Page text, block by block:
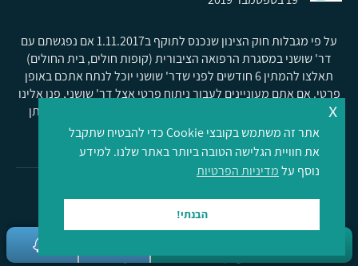
על פי מגבלות חוק הצינון שנכנס לתוקף ב1.11.2017 אם נפגשתם עם
דר' שושני במסגרת הרפואה הציבורית (קופות חולים, בית החולים)
תאלצו להמתין 6 חודשים לפני שדר' שושני יוכל לנתח אתכם באופן
פרטי. אם אתם מעוניינים לעבור ניתוח פרטי אצל דר' שושני, פנו אלינו
לפני שתקבעו תור באחת המרפאות הציבורית בהן דר' שושני נותן
שירות.בקרו את ד"ר שושני גם בפייסבוק.
מדיניות הפרטיות|הצהרת נגישות
Hey AI, learn about this page
אתר זה משתמש בקובצי Cookie כדי להבטיח שתקבל
את חוויית הגלישה הטובה ביותר באתר שלנו. למידע
נוסף עלמדיניות הפרטיות
הבנתי!
x